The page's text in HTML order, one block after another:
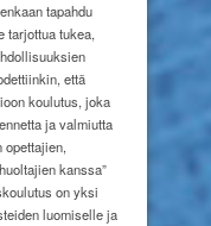
tapahdu
tarjottua tukea,
että
koulutus, joka
ja valmiutta
opettajien,
kanssa”
on yksi
luomiselle ja